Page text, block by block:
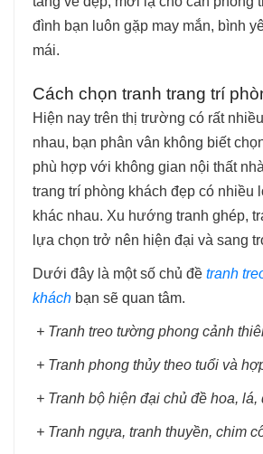
đình bạn luôn gặp may mắn, bình
mái.
Cách chọn tranh trang trí
Hiện nay trên thị trường có rất
nhau, bạn phân vân không biết
phù hợp với không gian nội thất
trang trí phòng khách đẹp có nhiều
khác nhau. Xu hướng tranh ghép,
lựa chọn trở nên hiện đại và sang
Dưới đây là một số chủ đề tranh
khách bạn sẽ quan tâm.
+ Tranh treo tường phong cảnh
+ Tranh phong thủy theo tuổi và
+ Tranh bộ hiện đại chủ đề hoa, lá,
+ Tranh ngựa, tranh thuyền, chim